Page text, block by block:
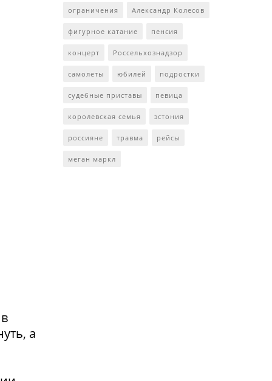
а
ограничения Александр Колесов
фигурное катание пенсия
концерт Россельхознадзор
самолеты юбилей подростки
судебные приставы певица
королевская семья эстония
россияне травма рейсы
меган маркл